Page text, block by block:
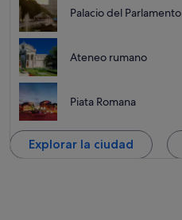
Palacio del Parlamento
Ateneo rumano
Piata Romana
Explorar la ciudad